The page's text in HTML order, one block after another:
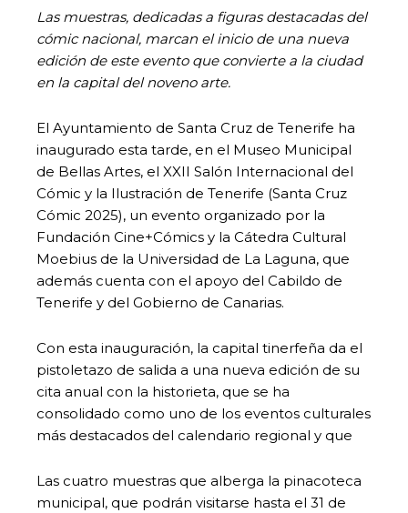
Las muestras, dedicadas a figuras destacadas del
cómic nacional, marcan el inicio de una nueva
edición de este evento que convierte a la ciudad
en la capital del noveno arte.
El Ayuntamiento de Santa Cruz de Tenerife ha
inaugurado esta tarde, en el Museo Municipal
de Bellas Artes, el XXII Salón Internacional del
Cómic y la Ilustración de Tenerife (Santa Cruz
Cómic 2025), un evento organizado por la
Fundación Cine+Cómics y la Cátedra Cultural
Moebius de la Universidad de La Laguna, que
además cuenta con el apoyo del Cabildo de
Tenerife y del Gobierno de Canarias.
Con esta inauguración, la capital tinerfeña da el
pistoletazo de salida a una nueva edición de su
cita anual con la historieta, que se ha
consolidado como uno de los eventos culturales
más destacados del calendario regional y que
Las cuatro muestras que alberga la pinacoteca
municipal, que podrán visitarse hasta el 31 de